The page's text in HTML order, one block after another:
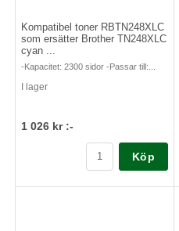
Kompatibel toner RBTN248XLC
som ersätter Brother TN248XLC
cyan ...
-Kapacitet: 2300 sidor -Passar till:...
I lager
1 026 kr :-
Köp